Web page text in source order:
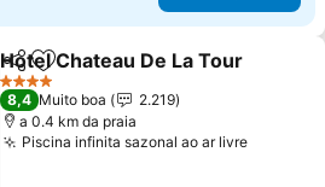
PartilharAdicionar aos favoritos
Hotel Chateau De La Tour
4 Estrelas
8,4 Muito boa
2.219
a 0.4 km da praia
Piscina infinita sazonal ao ar livre